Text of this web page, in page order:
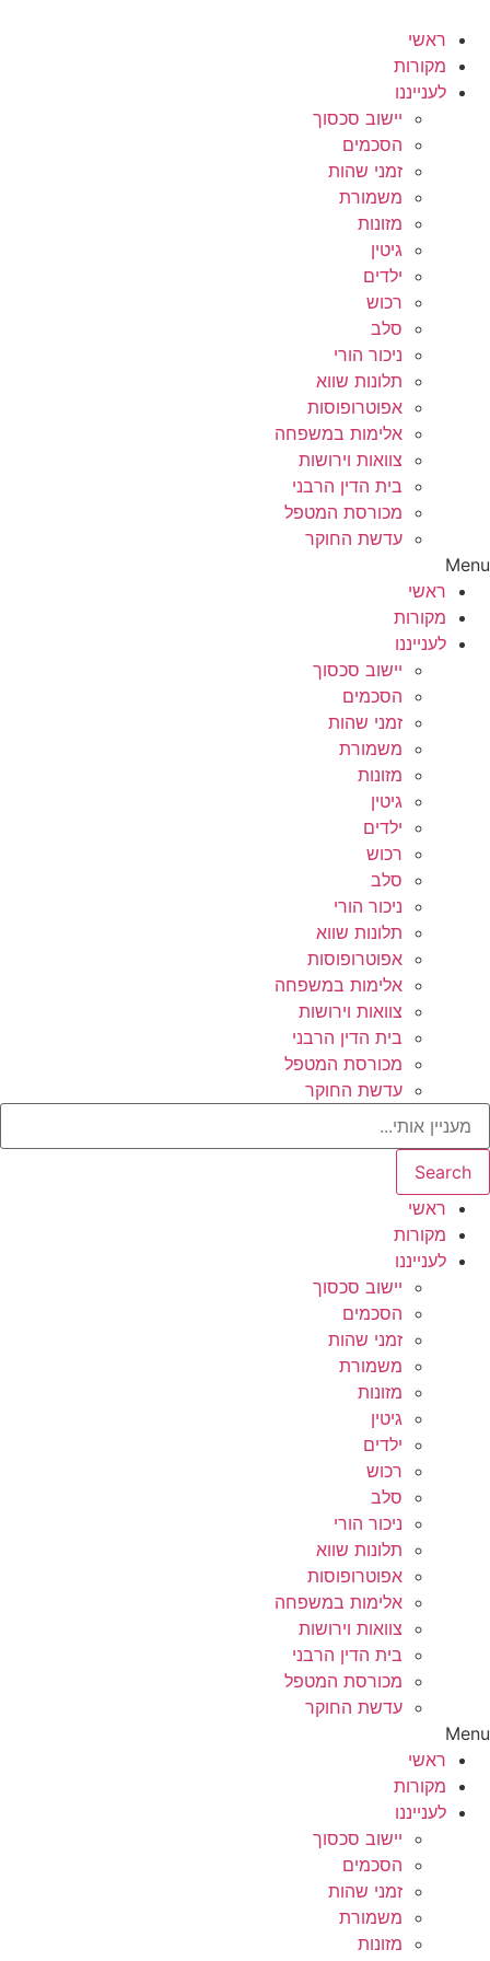
לתוכן
ראשי
מקורות
לענייננו
יישוב סכסוך
הסכמים
זמני שהות
משמורת
מזונות
גיטין
ילדים
רכוש
סלב
ניכור הורי
תלונות שווא
אפוטרופוסות
אלימות במשפחה
צוואות וירושות
בית הדין הרבני
מכורסת המטפל
עדשת החוקר
Menu
ראשי
מקורות
לענייננו
יישוב סכסוך
הסכמים
זמני שהות
משמורת
מזונות
גיטין
ילדים
רכוש
סלב
ניכור הורי
תלונות שווא
אפוטרופוסות
אלימות במשפחה
צוואות וירושות
בית הדין הרבני
מכורסת המטפל
עדשת החוקר
Search
ראשי
מקורות
לענייננו
יישוב סכסוך
הסכמים
זמני שהות
משמורת
מזונות
גיטין
ילדים
רכוש
סלב
ניכור הורי
תלונות שווא
אפוטרופוסות
אלימות במשפחה
צוואות וירושות
בית הדין הרבני
מכורסת המטפל
עדשת החוקר
Menu
ראשי
מקורות
לענייננו
יישוב סכסוך
הסכמים
זמני שהות
משמורת
מזונות